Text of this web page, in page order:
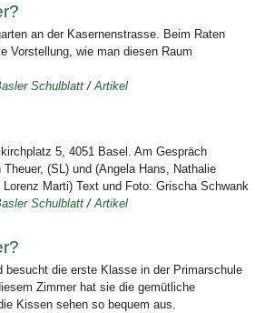
an der Kasernenstrasse. Beim Raten
Vorstellung, wie man diesen Raum
Schulblatt /Artikel
5, 4051 Basel. Am Gespräch
(SL) und (Angela Hans, Nathalie
Marti) Text und Foto: Grischa Schwank
Schulblatt /Artikel
besucht die erste Klasse in der Primarschule
Zimmer hat sie die gemütliche
Kissen sehen so bequem aus.